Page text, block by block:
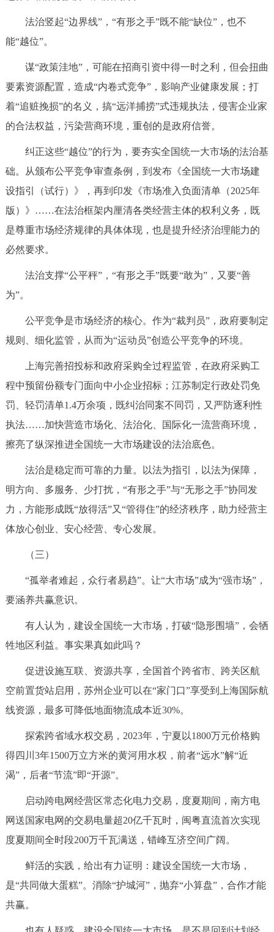
法治竖起“边界线”，“有形之手”既不能“缺位”，也不
能“越位”。
谋“政策洼地”，可能在招商引资中得一时之利，但会扭曲
要素资源配置，造成“内卷式竞争”，影响产业健康发展；打
着“追赃挽损”的名义，搞“远洋捕捞”式违规执法，侵害企业家
的合法权益，污染营商环境，重创的是政府信誉。
纠正这些“越位”的行为，要夯实全国统一大市场的法治基
础。从颁布公平竞争审查条例，到发布《全国统一大市场建
设指引（试行）》，再到印发《市场准入负面清单（2025年
版）》……在法治框架内厘清各类经营主体的权利义务，既
是尊重市场经济规律的具体体现，也是提升经济治理能力的
必然要求。
法治支撑“公平秤”，“有形之手”既要“敢为”，又要“善
为”。
公平竞争是市场经济的核心。作为“裁判员”，政府要制定
规则、细化监管，从而为“运动员”创造公平竞争的环境。
上海完善招投标和政府采购全过程监管，在政府采购工
程中预留份额专门面向中小企业招标；江苏制定行政处罚免
罚、轻罚清单1.4万余项，既纠治同案不同罚，又严防逐利性
执法……加快营造市场化、法治化、国际化一流营商环境，
擦亮了纵深推进全国统一大市场建设的法治底色。
法治是稳定而可靠的力量。以法为指引，以法为保障，
明方向、多服务、少打扰，“有形之手”与“无形之手”协同发
力，方能形成既“放得活”又“管得住”的经济秩序，助力经营主
体放心创业、安心经营、专心发展。
（三）
“孤举者难起，众行者易趋”。让“大市场”成为“强市场”，
要涵养共赢意识。
有人认为，建设全国统一大市场，打破“隐形围墙”，会牺
牲地区利益。事实果真如此吗？
促进设施互联、资源共享，全国首个跨省市、跨关区航
空前置货站启用，苏州企业可以在“家门口”享受到上海国际航
线资源，最多可降低地面物流成本近30%。
探索跨省域水权交易，2023年，宁夏以1800万元价格购
得四川3年1500万立方米的黄河用水权，前者“远水”解“近
渴”，后者“节流”即“开源”。
启动跨电网经营区常态化电力交易，度夏期间，南方电
网送国家电网的交易电量超20亿千瓦时，闽粤直流首次实现
度夏期间全时段200万千瓦满送，错峰互济空间广阔。
鲜活的实践，给出有力证明：建设全国统一大市场，
是“共同做大蛋糕”。消除“护城河”，抛弃“小算盘”，合作才能
共赢。